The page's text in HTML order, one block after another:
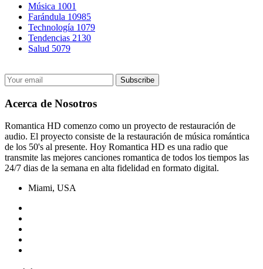
Música 1001
Farándula 10985
Technología 1079
Tendencias 2130
Salud 5079
Acerca de Nosotros
Romantica HD comenzo como un proyecto de restauración de
audio. El proyecto consiste de la restauración de música romántica
de los 50's al presente. Hoy Romantica HD es una radio que
transmite las mejores canciones romantica de todos los tiempos las
24/7 dias de la semana en alta fidelidad en formato digital.
Miami, USA